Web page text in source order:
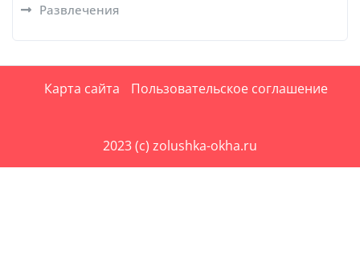
Развлечения
Карта сайта Пользовательское соглашение
2023 (c) zolushka-okha.ru